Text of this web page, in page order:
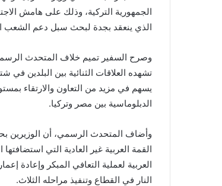
الجمهورية التركية، وذلك على هامش
الذي ينعقد بجدة لبحث سبل دعم الشعب
وصرح السفير تميم خلاف المتحدث
تشهده العلاقات الثنائية بين البلدين في
الدبلوماسية بين مصر وتركيا.
وأضاف المتحدث الرسمي، أن الوزيرين
العربية لعملية التعافي المبكر وإعادة
النار في القطاع وتنفيذ مراحله الثلاث.